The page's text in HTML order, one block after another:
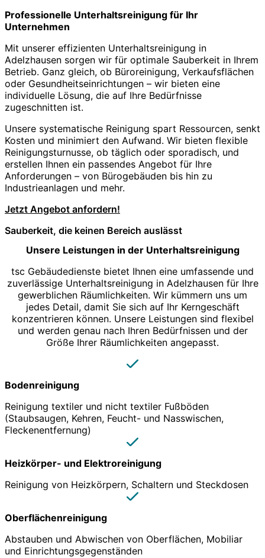
Professionelle Unterhaltsreinigung für Ihr
Unternehmen
Mit unserer effizienten Unterhaltsreinigung in
Adelzhausen sorgen wir für optimale Sauberkeit in Ihrem
Betrieb. Ganz gleich, ob Büroreinigung, Verkaufsflächen
oder Gesundheitseinrichtungen – wir bieten eine
individuelle Lösung, die auf Ihre Bedürfnisse
zugeschnitten ist.
Unsere systematische Reinigung spart Ressourcen, senkt
Kosten und minimiert den Aufwand. Wir bieten flexible
Reinigungsturnusse, ob täglich oder sporadisch, und
erstellen Ihnen ein passendes Angebot für Ihre
Anforderungen – von Bürogebäuden bis hin zu
Industrieanlagen und mehr.
Jetzt Angebot anfordern!
Sauberkeit, die keinen Bereich auslässt
Unsere Leistungen in der Unterhaltsreinigung
tsc Gebäudedienste bietet Ihnen eine umfassende und
zuverlässige Unterhaltsreinigung in Adelzhausen für Ihre
gewerblichen Räumlichkeiten. Wir kümmern uns um
jedes Detail, damit Sie sich auf Ihr Kerngeschäft
konzentrieren können. Unsere Leistungen sind flexibel
und werden genau nach Ihren Bedürfnissen und der
Größe Ihrer Räumlichkeiten angepasst.
Bodenreinigung
Reinigung textiler und nicht textiler Fußböden
(Staubsaugen, Kehren, Feucht- und Nasswischen,
Fleckenentfernung)
Heizkörper- und Elektroreinigung
Reinigung von Heizkörpern, Schaltern und Steckdosen
Oberflächenreinigung
Abstauben und Abwischen von Oberflächen, Mobiliar
und Einrichtungsgegenständen